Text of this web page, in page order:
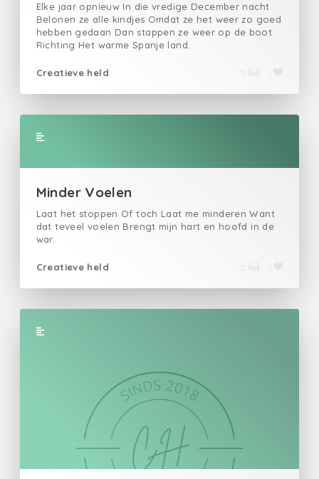
Elke jaar opnieuw In die vredige December nacht
Belonen ze alle kindjes Omdat ze het weer zo goed
hebben gedaan Dan stappen ze weer op de boot
Richting Het warme Spanje land.
Creatieve held
Minder Voelen
Laat het stoppen Of toch Laat me minderen Want
dat teveel voelen Brengt mijn hart en hoofd in de
war.
Creatieve held